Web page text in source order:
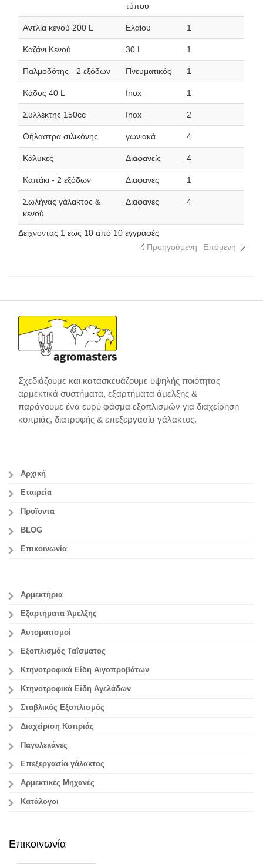
τύπου
Αντλία κενού 200 L Ελαίου 1
Καζάνι Κενού 30 L 1
Παλμοδότης - 2 εξόδων Πνευματικός 1
Κάδος 40 L Inox 1
Συλλέκτης 150cc Inox 2
Θήλαστρα σιλικόνης γωνιακά 4
Κάλυκες Διαφανείς 4
Καπάκι - 2 εξόδων Διαφανες 1
Σωλήνας γάλακτος &
κενού
Διαφανες 4
Δείχνοντας 1 εως 10 από 10 εγγραφές
Προηγούμενη
Επόμενη
Σχεδιάζουμε και κατασκευάζουμε υψηλής ποιότητας
αρμεκτικά συστήματα, εξαρτήματα άμελξης &
παράγουμε ένα ευρύ φάσμα εξοπλισμών για διαχείρηση
κοπριάς, διατροφής & επεξεργασία γάλακτος.
Αρχική
Εταιρεία
Προϊοντα
BLOG
Επικοινωνία
Αρμεκτήρια
Εξαρτήματα Άμελξης
Αυτοματισμοί
Εξοπλισμός Ταΐσματος
Κτηνοτροφικά Είδη Αιγοπροβάτων
Κτηνοτροφικά Είδη Αγελάδων
Σταβλικός Εξοπλισμός
Διαχείριση Κοπριάς
Παγολεκάνες
Επεξεργασία γάλακτος
Aρμεκτικές Μηχανές
Κατάλογοι
Επικοινωνία